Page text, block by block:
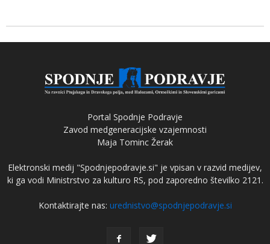
Portal Spodnje Podravje
Zavod medgeneracijske vzajemnosti
Maja Tominc Žerak
Elektronski medij "Spodnjepodravje.si" je vpisan v razvid medijev,
ki ga vodi Ministrstvo za kulturo RS, pod zaporedno številko 2121.
Kontaktirajte nas: urednistvo@spodnjepodravje.si